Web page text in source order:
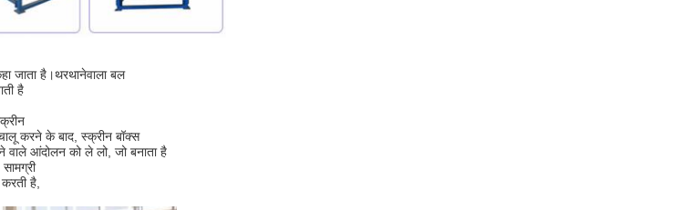
जाता है।थरथानेवाला बल
है
करने के बाद, स्क्रीन बॉक्स
आंदोलन को ले लो, जो बनाता है
है,